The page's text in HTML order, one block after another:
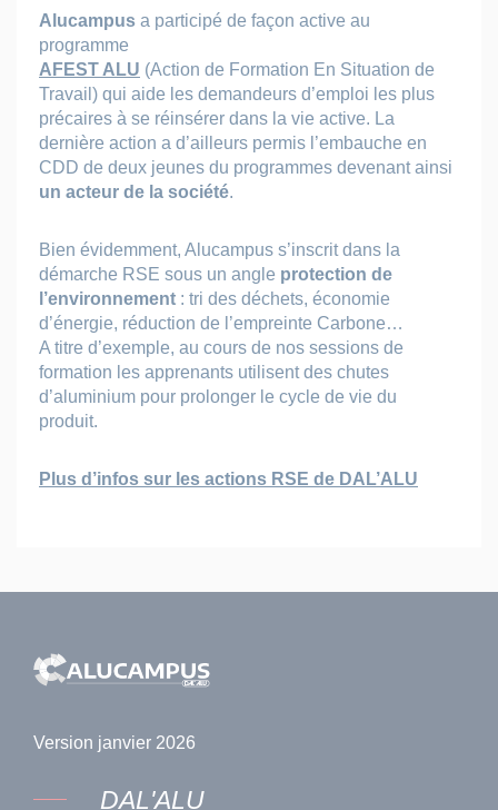
Alucampus a participé de façon active au
programme
AFEST ALU (Action de Formation En Situation de
Travail) qui aide les demandeurs d’emploi les plus
précaires à se réinsérer dans la vie active. La
dernière action a d’ailleurs permis l’embauche en
CDD de deux jeunes du programmes devenant ainsi
un acteur de la société.
Bien évidemment, Alucampus s’inscrit dans la
démarche RSE sous un angle protection de
l’environnement : tri des déchets, économie
d’énergie, réduction de l’empreinte Carbone…
A titre d’exemple, au cours de nos sessions de
formation les apprenants utilisent des chutes
d’aluminium pour prolonger le cycle de vie du
produit.
Plus d’infos sur les actions RSE de DAL’ALU
Version janvier 2026
DAL'ALU